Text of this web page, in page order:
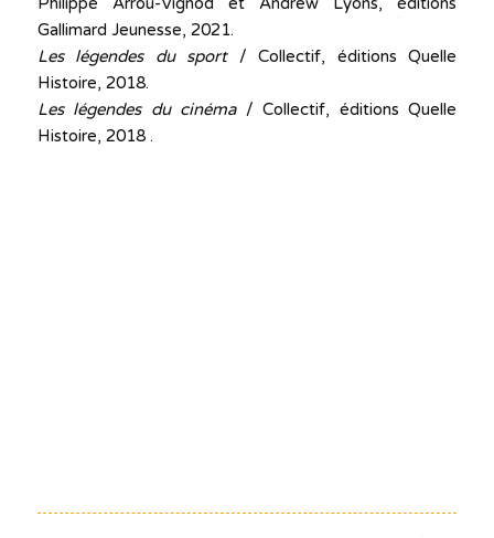
Gallimard Jeunesse, 2021.
Les légendes du sport/ Collectif, éditions Quelle
Histoire, 2018.
Les légendes du cinéma/ Collectif, éditions Quelle
Histoire, 2018 .